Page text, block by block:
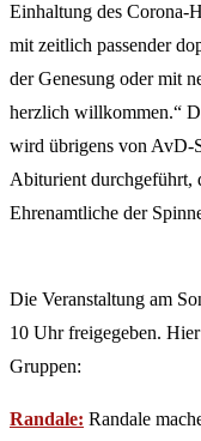
Einhaltung des Corona-
mit zeitlich passender
der Genesung oder mit
herzlich willkommen.“
wird übrigens von AvD-
Abiturient durchgeführt,
Ehrenamtliche der
Die Veranstaltung am
10 Uhr freigegeben.
Gruppen:
Randale: Randale